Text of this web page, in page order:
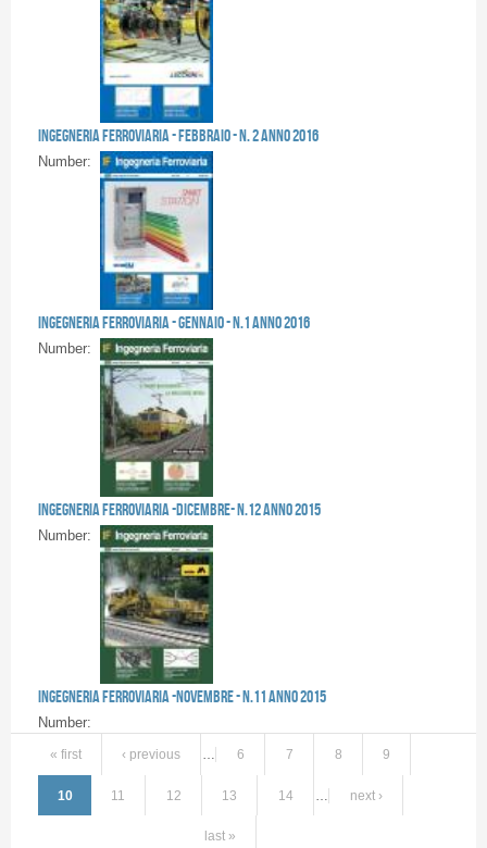
Ingegneria Ferroviaria - FEBBRAIO - n. 2 anno 2016
Number:
Ingegneria Ferroviaria - GENNAIO - n.1 anno 2016
Number:
Ingegneria Ferroviaria -DICEMBRE- n.12 anno 2015
Number:
Ingegneria Ferroviaria -NOVEMBRE - n.11 anno 2015
Number:
« first ‹ previous 6 7 8 9
10 11 12 13 14 next ›
last »